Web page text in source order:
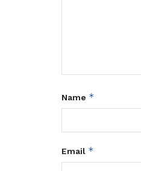
Name *
Email *